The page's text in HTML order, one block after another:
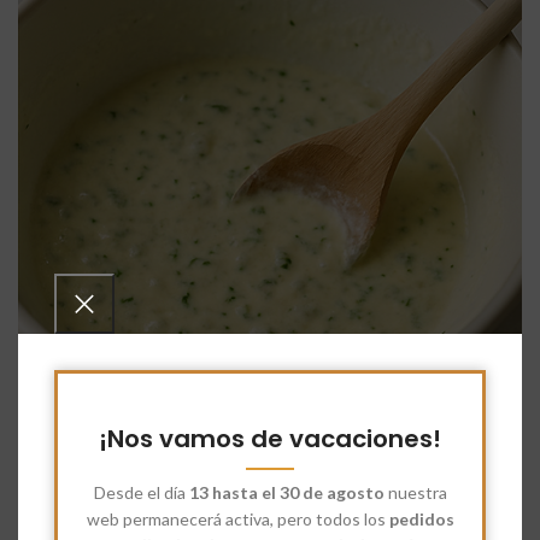
¡Nos vamos de vacaciones!
Desde el día 13 hasta el 30 de agosto nuestra
web permanecerá activa, pero todos los pedidos